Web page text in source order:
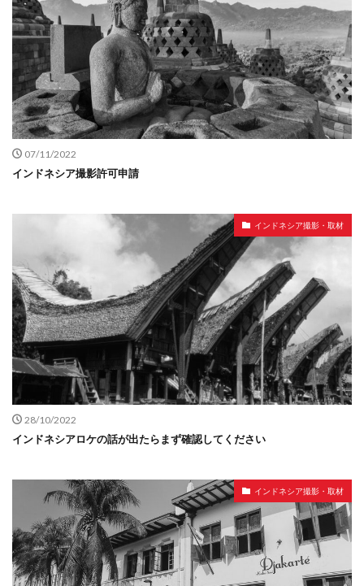
07/11/2022
インドネシア撮影許可申請
インドネシア撮影・取材
28/10/2022
インドネシアロケの話が出たらまず確認してください
インドネシア撮影・取材